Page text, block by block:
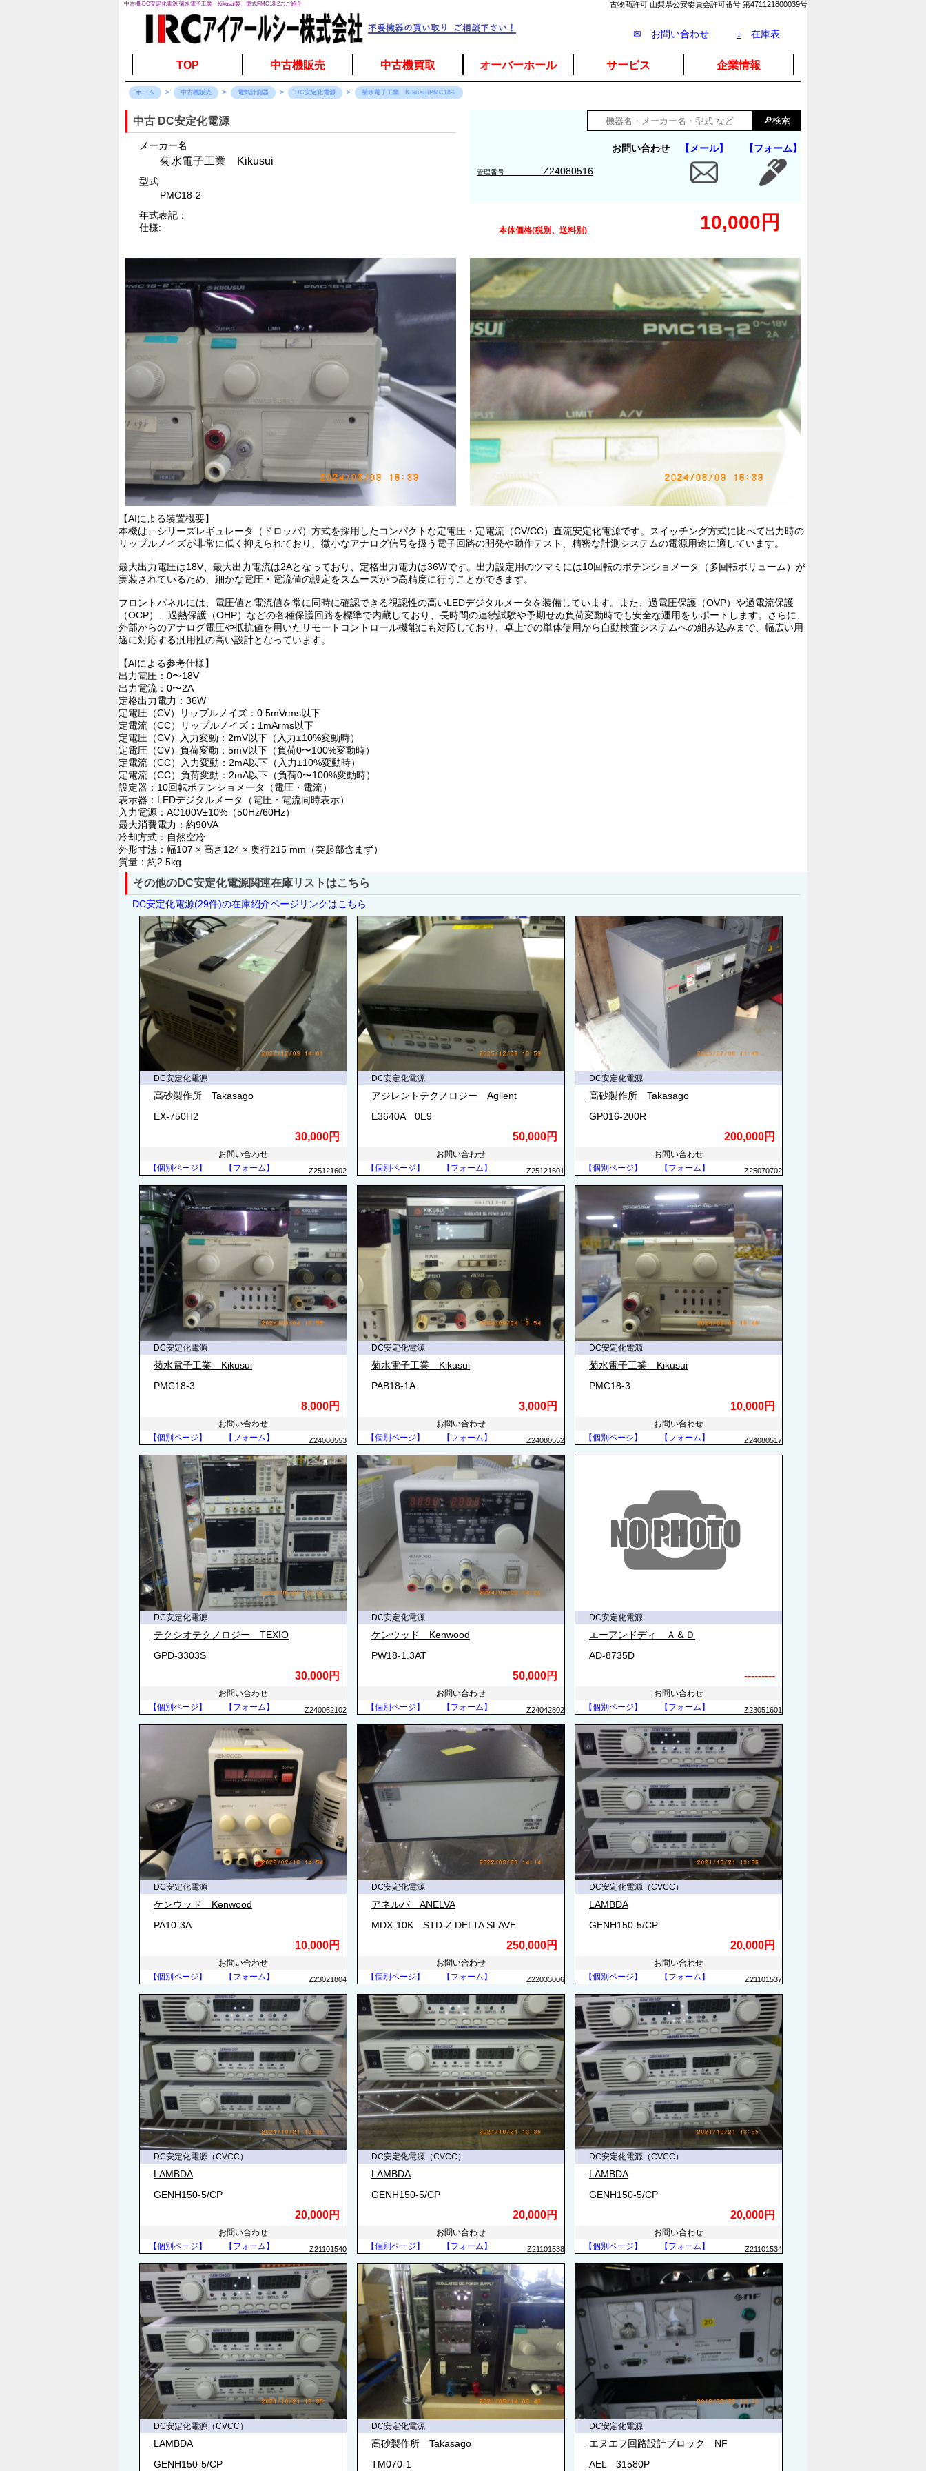
中古機 DC安定化電源 菊水電子工業 Kikusui製、型式PMC18-2のご紹介 古物商許可 山梨県公安委員会許可番号 第471121800039号
✉ お問い合わせ ↓ 在庫表
TOP 中古機販売 中古機買取 オーバーホール サービス 企業情報
ホーム 中古機販売 電気計測器 DC安定化電源 菊水電子工業 KikusuiPMC18-2
お問い合わせ 【メール】 【フォーム】
管理番号 Z24080516
中古 DC安定化電源
メーカー名
菊水電子工業 Kikusui
型式
PMC18-2
年式表記：
仕様:
本体価格(税別、送料別) 10,000円
【AIによる装置概要】
本機は、シリーズレギュレータ（ドロッパ）方式を採用したコンパクトな定電圧・定電流（CV/CC）直流安定化電源です。スイッチング方式に比べて出力時の
リップルノイズが非常に低く抑えられており、微小なアナログ信号を扱う電子回路の開発や動作テスト、精密な計測システムの電源用途に適しています。
最大出力電圧は18V、最大出力電流は2Aとなっており、定格出力電力は36Wです。出力設定用のツマミには10回転のポテンショメータ（多回転ボリューム）が
実装されているため、細かな電圧・電流値の設定をスムーズかつ高精度に行うことができます。
フロントパネルには、電圧値と電流値を常に同時に確認できる視認性の高いLEDデジタルメータを装備しています。また、過電圧保護（OVP）や過電流保護
（OCP）、過熱保護（OHP）などの各種保護回路を標準で内蔵しており、長時間の連続試験や予期せぬ負荷変動時でも安全な運用をサポートします。さらに、
外部からのアナログ電圧や抵抗値を用いたリモートコントロール機能にも対応しており、卓上での単体使用から自動検査システムへの組み込みまで、幅広い用
途に対応する汎用性の高い設計となっています。
【AIによる参考仕様】
出力電圧：0〜18V
出力電流：0〜2A
定格出力電力：36W
定電圧（CV）リップルノイズ：0.5mVrms以下
定電流（CC）リップルノイズ：1mArms以下
定電圧（CV）入力変動：2mV以下（入力±10%変動時）
定電圧（CV）負荷変動：5mV以下（負荷0〜100%変動時）
定電流（CC）入力変動：2mA以下（入力±10%変動時）
定電流（CC）負荷変動：2mA以下（負荷0〜100%変動時）
設定器：10回転ポテンショメータ（電圧・電流）
表示器：LEDデジタルメータ（電圧・電流同時表示）
入力電源：AC100V±10%（50Hz/60Hz）
最大消費電力：約90VA
冷却方式：自然空冷
外形寸法：幅107 × 高さ124 × 奥行215 mm（突起部含まず）
質量：約2.5kg
その他のDC安定化電源関連在庫リストはこちら
DC安定化電源(29件)の在庫紹介ページリンクはこちら
DC安定化電源
高砂製作所 Takasago
EX-750H2
30,000円
お問い合わせ
【個別ページ】
【フォーム】 Z25121602
DC安定化電源
アジレントテクノロジー Agilent
E3640A 0E9
50,000円
お問い合わせ
【個別ページ】
【フォーム】 Z25121601
DC安定化電源
高砂製作所 Takasago
GP016-200R
200,000円
お問い合わせ
【個別ページ】
【フォーム】 Z25070702
DC安定化電源
菊水電子工業 Kikusui
PMC18-3
8,000円
お問い合わせ
【個別ページ】
【フォーム】 Z24080553
DC安定化電源
菊水電子工業 Kikusui
PAB18-1A
3,000円
お問い合わせ
【個別ページ】
【フォーム】 Z24080552
DC安定化電源
菊水電子工業 Kikusui
PMC18-3
10,000円
お問い合わせ
【個別ページ】
【フォーム】 Z24080517
DC安定化電源
テクシオテクノロジー TEXIO
GPD-3303S
30,000円
お問い合わせ
【個別ページ】
【フォーム】 Z240062102
DC安定化電源
ケンウッド Kenwood
PW18-1.3AT
50,000円
お問い合わせ
【個別ページ】
【フォーム】 Z24042802
DC安定化電源
エーアンドディ Ａ＆Ｄ
AD-8735D
---------
お問い合わせ
【個別ページ】
【フォーム】 Z23051601
DC安定化電源
ケンウッド Kenwood
PA10-3A
10,000円
お問い合わせ
【個別ページ】
【フォーム】 Z23021804
DC安定化電源
アネルバ ANELVA
MDX-10K STD-Z DELTA SLAVE
250,000円
お問い合わせ
【個別ページ】
【フォーム】 Z22033006
DC安定化電源（CVCC）
LAMBDA
GENH150-5/CP
20,000円
お問い合わせ
【個別ページ】
【フォーム】 Z21101537
DC安定化電源（CVCC）
LAMBDA
GENH150-5/CP
20,000円
お問い合わせ
【個別ページ】
【フォーム】 Z21101540
DC安定化電源（CVCC）
LAMBDA
GENH150-5/CP
20,000円
お問い合わせ
【個別ページ】
【フォーム】 Z21101538
DC安定化電源（CVCC）
LAMBDA
GENH150-5/CP
20,000円
お問い合わせ
【個別ページ】
【フォーム】 Z21101534
DC安定化電源（CVCC）
LAMBDA
GENH150-5/CP
DC安定化電源
高砂製作所 Takasago
TM070-1
DC安定化電源
エヌエフ回路設計ブロック NF
AEL 31580P